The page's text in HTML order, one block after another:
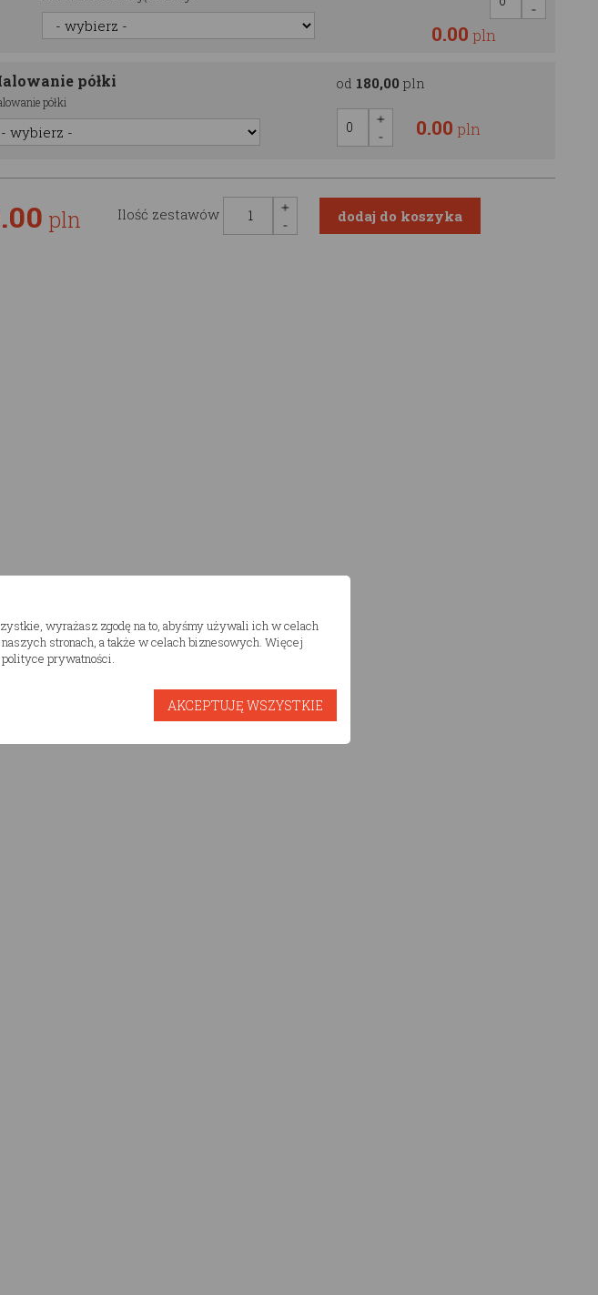
0.00 pln
półki
półki
od 180,00 pln
0.00 pln
pln Ilość zestawów
wyrażasz zgodę na to, abyśmy używali ich w celach
stronach, a także w celach biznesowych. Więcej
prywatności.
AKCEPTUJĘ WSZYSTKIE